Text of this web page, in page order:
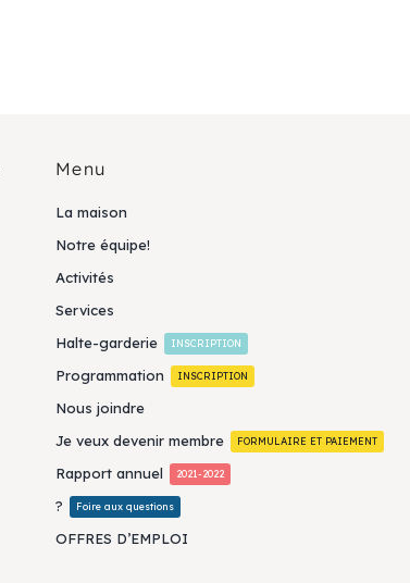
Menu
La maison
Notre équipe!
Activités
Services
Halte-garderie
INSCRIPTION
Programmation INSCRIPTION
Nous joindre
Je veux devenir membre
FORMULAIRE ET PAIEMENT
Rapport annuel 2021-2022
? Foire aux questions
OFFRES D’EMPLOI